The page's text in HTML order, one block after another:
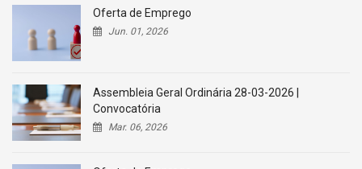
Oferta de Emprego
Jun. 01, 2026
Assembleia Geral Ordinária 28-03-2026 |
Convocatória
Mar. 06, 2026